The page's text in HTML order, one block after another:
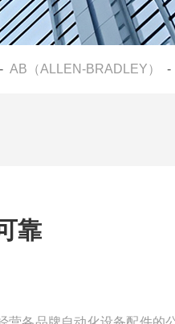
- AB（ALLEN-BRADLEY） -
靠